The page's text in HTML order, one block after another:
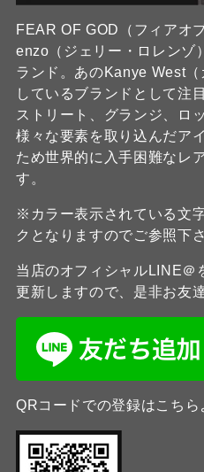
FEAR OF GOD（フィアオ
enzo（ジェリー・ロレンゾ
ランド。あのKanye West
しているブランドとして注
ストリート、グランジ、ロ
様々な要素を取り込んだア
ため世界的に入手困難なレ
す。
※カラー表示されている文
クとなりますのでご参照下
当店のオフィシャルLINE＠
更新しますので、是非お友
QRコードでの登録はこちら